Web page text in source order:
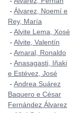
- Álvarez, Noemí e
Rey, María
- Alvite Lema, Xosé
- Alvite, Valentín
- Amaral, Ronaldo
- Anasagasti, Iñaki
e Estévez, José
- Andrea Suárez
Baquero e César
Fernández Álvarez